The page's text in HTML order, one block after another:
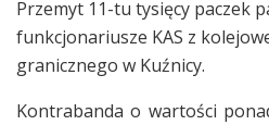
Przemyt 11-tu tysięcy paczek
funkcjonariusze KAS z
granicznego w Kuźnicy.
Kontrabanda o wartości